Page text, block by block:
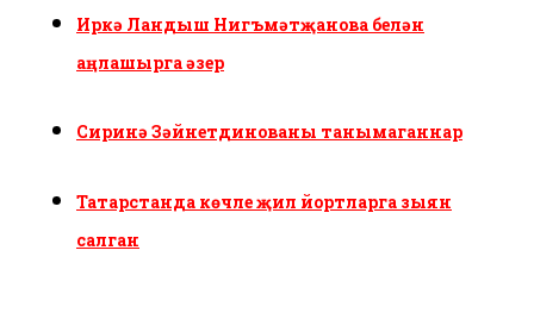
Иркә Ландыш Нигъмәтҗанова белән
аңлашырга әзер
Сиринә Зәйнетдинованы танымаганнар
Татарстанда көчле җил йортларга зыян
салган